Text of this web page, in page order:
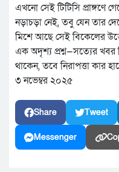
এখনো সেই টিটিসি প্রাঙ্গণে
নড়াচড়া নেই, তবু যেন তার
মিশে আছে সেই বিকেলের
এক অদৃশ্য প্রশ্ন—সত্যের খবর
থাকেন, তবে নিরাপত্তা কার
৩ নভেম্বর ২০২৫
Share Tweet
Messenger